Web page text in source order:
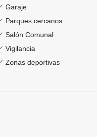
Garaje
Parques cercanos
Salón Comunal
Vigilancia
Zonas deportivas